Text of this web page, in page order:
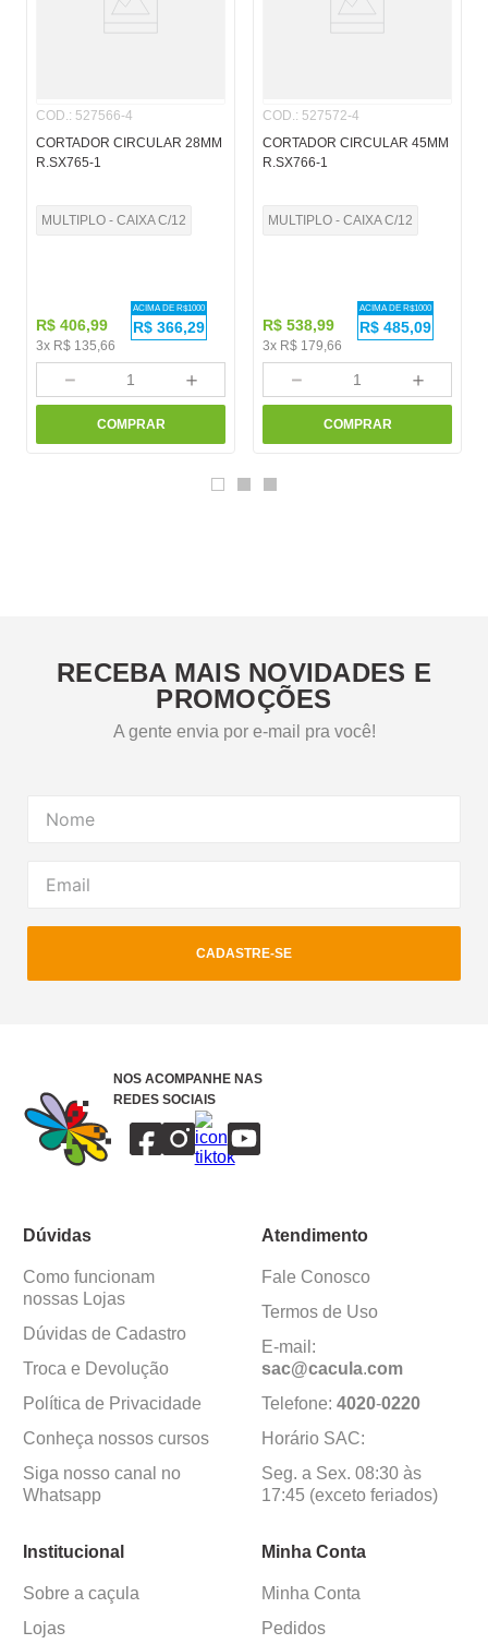
COD.: 527566-4
CORTADOR CIRCULAR 28MM
R.SX765-1
MULTIPLO - CAIXA C/12
R$ 406,99
3x R$ 135,66
ACIMA DE R$1000
R$ 366,29
＋
－
COMPRAR
COD.: 527572-4
CORTADOR CIRCULAR 45MM
R.SX766-1
MULTIPLO - CAIXA C/12
R$ 538,99
3x R$ 179,66
ACIMA DE R$1000
R$ 485,09
＋
－
COMPRAR
RECEBA MAIS NOVIDADES E
PROMOÇÕES
A gente envia por e-mail pra você!
CADASTRE-SE
NOS ACOMPANHE NAS
REDES SOCIAIS
Dúvidas
Como funcionam
nossas Lojas
Dúvidas de Cadastro
Troca e Devolução
Política de Privacidade
Conheça nossos cursos
Siga nosso canal no
Whatsapp
Atendimento
Fale Conosco
Termos de Uso
E-mail:
sac@cacula.com
Telefone: 4020-0220
Horário SAC:
Seg. a Sex. 08:30 às
17:45 (exceto feriados)
Institucional
Sobre a caçula
Lojas
Minha Conta
Minha Conta
Pedidos